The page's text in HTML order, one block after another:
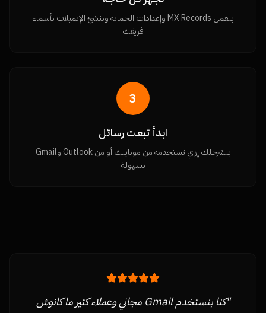
بنعمل MX Records وإعدادات الحماية وننشئ الإيميلات بأسماء
فريقك
3
ابدأ تبعت رسائل
بنشرحلك إزاي تستخدمه من موبايلك أو من Outlook وGmail
بسهولة
"
كنا بنستخدم Gmail مجاني وعملاء كتير ما كانوش